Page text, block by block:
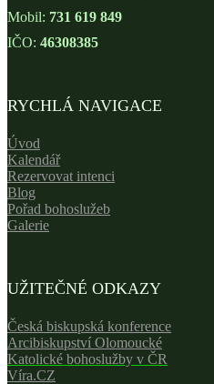
Mobil: 731 619 849
IČO: 46308385
RYCHLÁ NAVIGACE
Úvod
Kalendář
Rezervovat intenci
Blog
Pořad bohoslužeb
Galerie
UŽITEČNÉ ODKAZY
Česká biskupská konference
Arcibiskupství Olomoucké
Katolické bohoslužby v ČR
Víra.CZ